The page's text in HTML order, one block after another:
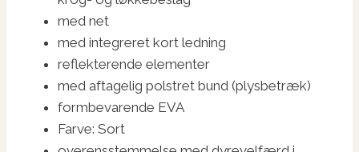
med net
med integreret kort ledning
reflekterende elementer
med aftagelig polstret bund (plysbetræk)
formbevarende EVA
Farve: Sort